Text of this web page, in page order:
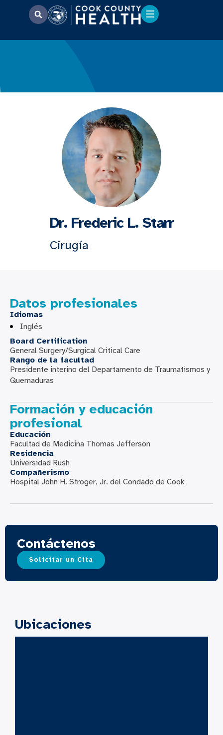
Dr. Frederic L. Starr
Cirugía
Datos profesionales
Idiomas
Inglés
Board Certification
General Surgery/Surgical Critical Care
Rango de la facultad
Presidente interino del Departamento de Traumatismos y
Quemaduras
Formación y educación
profesional
Educación
Facultad de Medicina Thomas Jefferson
Residencia
Universidad Rush
Compañerismo
Hospital John H. Stroger, Jr. del Condado de Cook
Contáctenos
Solicitar un Cita
Ubicaciones